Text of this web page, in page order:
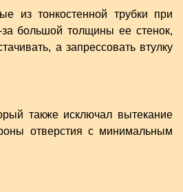
из тонкостенной трубки при
за большой толщины ее стенок,
а запрессовать втулку
также исключал вытекание
отверстия с минимальным